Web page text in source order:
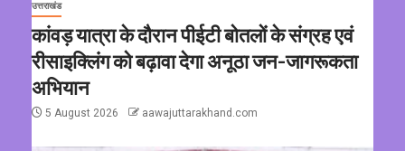
उत्तराखंड
कांवड़ यात्रा के दौरान पीईटी बोतलों के संग्रह एवं
रीसाइक्लिंग को बढ़ावा देगा अनूठा जन-जागरूकता
अभियान
5 August 2026 aawajuttarakhand.com